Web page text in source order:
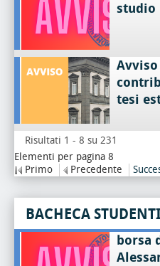
studio
Avviso
tesi
Risultati 1 - 8 su 231
Elementi per pagina 8
Primo
Precedente
BACHECA
borsa